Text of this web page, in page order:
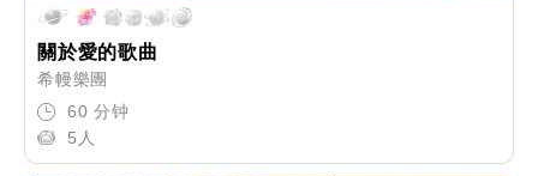
關於愛的歌曲
希幔樂團
60 分钟
5人